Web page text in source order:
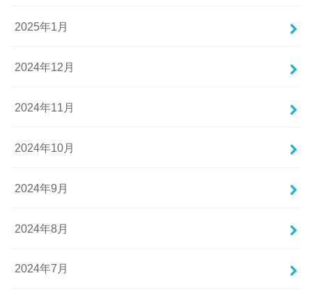
2025年1月
2024年12月
2024年11月
2024年10月
2024年9月
2024年8月
2024年7月